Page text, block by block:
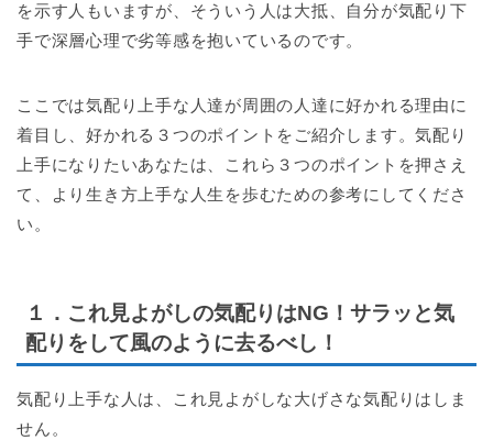
を示す人もいますが、そういう人は大抵、自分が気配り下
手で深層心理で劣等感を抱いているのです。
ここでは気配り上手な人達が周囲の人達に好かれる理由に
着目し、好かれる３つのポイントをご紹介します。気配り
上手になりたいあなたは、これら３つのポイントを押さえ
て、より生き方上手な人生を歩むための参考にしてくださ
い。
１．これ見よがしの気配りはNG！サラッと気
配りをして風のように去るべし！
気配り上手な人は、これ見よがしな大げさな気配りはしま
せん。